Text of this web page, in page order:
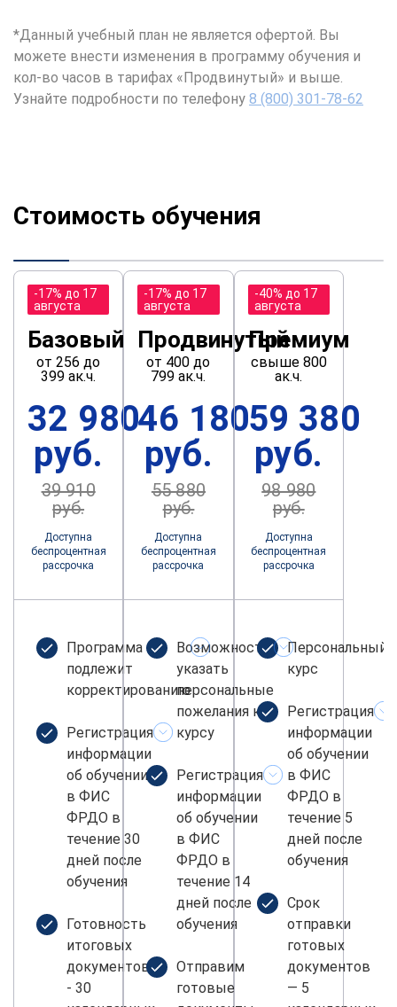
*Данный учебный план не является офертой. Вы
можете внести изменения в программу обучения и
кол-во часов в тарифах «Продвинутый» и выше.
Узнайте подробности по телефону 8 (800) 301-78-62
Стоимость обучения
-17% до 17
августа
Базовый
от 256 до
399 ак.ч.
32 980
руб.
39 910
руб.
Доступна
беспроцентная
рассрочка
Программа не
подлежит
корректированию
Регистрация
информации
об обучении
в ФИС
ФРДО в
течение 30
дней после
обучения
Готовность
итоговых
документов
- 30
-17% до 17
августа
Продвинутый
от 400 до
799 ак.ч.
46 180
руб.
55 880
руб.
Доступна
беспроцентная
рассрочка
Возможность
указать
персональные
пожелания к
курсу
Регистрация
информации
об обучении
в ФИС
ФРДО в
течение 14
дней после
обучения
Отправим
готовые
-40% до 17
августа
Премиум
свыше 800
ак.ч.
59 380
руб.
98 980
руб.
Доступна
беспроцентная
рассрочка
Персональный
курс
Регистрация
информации
об обучении
в ФИС
ФРДО в
течение 5
дней после
обучения
Срок
отправки
готовых
документов
— 5